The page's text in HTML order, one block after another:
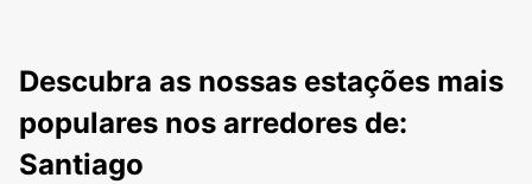
Descubra as nossas estações mais
populares nos arredores de:
Santiago